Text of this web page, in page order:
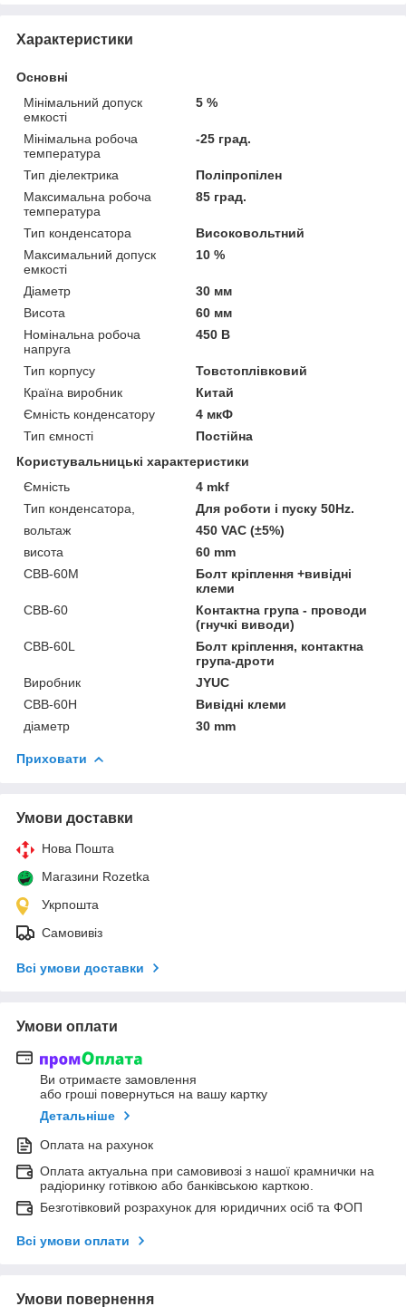
Характеристики
Основні
Мінімальний допуск
емкості
5 %
Мінімальна робоча
температура
-25 град.
Тип діелектрика
Поліпропілен
Максимальна робоча
температура
85 град.
Тип конденсатора
Високовольтний
Максимальний допуск
емкості
10 %
Діаметр
30 мм
Висота
60 мм
Номінальна робоча
напруга
450 В
Тип корпусу
Товстоплівковий
Країна виробник
Китай
Ємність конденсатору
4 мкФ
Тип ємності
Постійна
Користувальницькі характеристики
Ємність
4 mkf
Тип конденсатора,
Для роботи і пуску 50Hz.
вольтаж
450 VAC (±5%)
висота
60 mm
CBB-60М
Болт кріплення +вивідні
клеми
CBB-60
Контактна група - проводи
(гнучкі виводи)
CBB-60L
Болт кріплення, контактна
група-дроти
Виробник
JYUC
CBB-60H
Вивідні клеми
діаметр
30 mm
Приховати
Умови доставки
Нова Пошта
Магазини Rozetka
Укрпошта
Самовивіз
Всі умови доставки
Умови оплати
Ви отримаєте замовлення
або гроші повернуться на вашу картку
Детальніше
Оплата на рахунок
Оплата актуальна при самовивозі з нашої крамнички на
радіоринку готівкою або банківською карткою.
Безготівковий розрахунок для юридичних осіб та ФОП
Всі умови оплати
Умови повернення